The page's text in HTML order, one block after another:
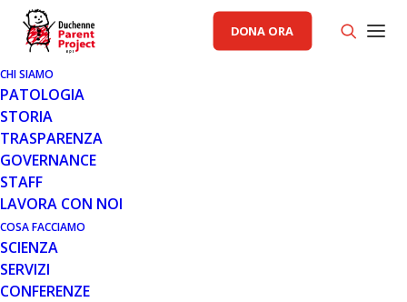
DONA ORA
CHI SIAMO
PATOLOGIA
STORIA
TRASPARENZA
GOVERNANCE
STAFF
LAVORA CON NOI
COSA FACCIAMO
SCIENZA
SERVIZI
CONFERENZE